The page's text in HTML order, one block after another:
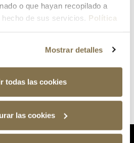
o que hayan recopilado a
de sus servicios. Política
Mostrar detalles
todas las cookies
las cookies